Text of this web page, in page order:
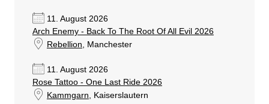
11. August 2026
Arch Enemy - Back To The Root Of All Evil 2026
Rebellion , Manchester
11. August 2026
Rose Tattoo - One Last Ride 2026
Kammgarn , Kaiserslautern